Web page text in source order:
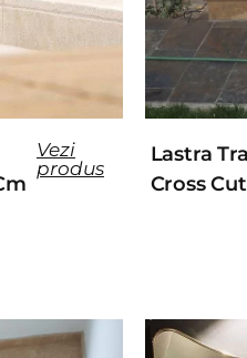
Vezi
produs
Lastra
Cross